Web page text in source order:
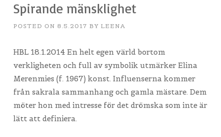
Spirande mänsklighet
POSTED ON 8.5.2017 BY LEENA
HBL 18.1.2014 En helt egen värld bortom
verkligheten och full av symbolik utmärker Elina
Merenmies (f. 1967) konst. Influenserna kommer
från sakrala sammanhang och gamla mästare. Dem
möter hon med intresse för det drömska som inte är
lätt att definiera.